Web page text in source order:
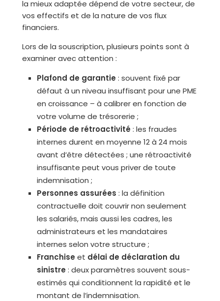
la mieux adaptée dépend de votre secteur, de
vos effectifs et de la nature de vos flux
financiers.
Lors de la souscription, plusieurs points sont à
examiner avec attention :
Plafond de garantie : souvent fixé par
défaut à un niveau insuffisant pour une PME
en croissance – à calibrer en fonction de
votre volume de trésorerie ;
Période de rétroactivité : les fraudes
internes durent en moyenne 12 à 24 mois
avant d’être détectées ; une rétroactivité
insuffisante peut vous priver de toute
indemnisation ;
Personnes assurées : la définition
contractuelle doit couvrir non seulement
les salariés, mais aussi les cadres, les
administrateurs et les mandataires
internes selon votre structure ;
Franchise et délai de déclaration du
sinistre : deux paramètres souvent sous-
estimés qui conditionnent la rapidité et le
montant de l’indemnisation.